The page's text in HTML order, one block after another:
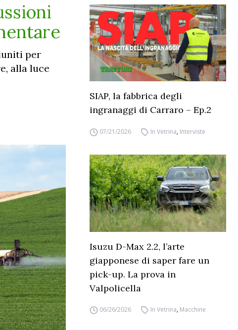
per
alla luce
SIAP, la fabbrica degli
ingranaggi di Carraro – Ep.2
07/21/2026 In Vetrina, Interviste
Isuzu D-Max 2.2, l’arte
giapponese di saper fare un
pick-up. La prova in
Valpolicella
06/26/2026 In Vetrina, Macchine